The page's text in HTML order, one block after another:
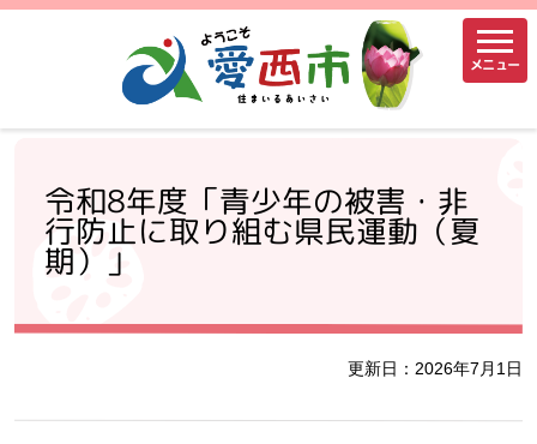
メニュー
令和8年度「青少年の被害・非
行防止に取り組む県民運動（夏
期）」
更新日：2026年7月1日